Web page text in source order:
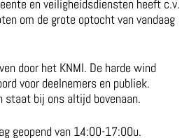
en veiligheidsdiensten heeft c.v.
om de grote optocht van vandaag
door het KNMI. De harde wind
voor deelnemers en publiek.
staat bij ons altijd bovenaan.
geopend van 14:00-17:00u.